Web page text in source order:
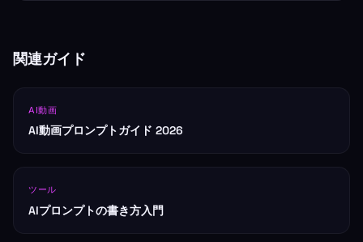
関連ガイド
AI動画
AI動画プロンプトガイド 2026
ツール
AIプロンプトの書き方入門